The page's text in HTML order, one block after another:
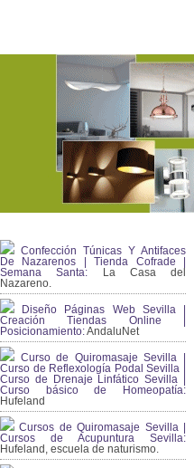
Confección Túnicas Y Antifaces
De Nazarenos | Tienda Cofrade |
Semana Santa: La Casa del
Nazareno.
Diseño Páginas Web Sevilla |
Creación Tiendas Online |
Posicionamiento:AndaluNet
Curso de Quiromasaje Sevilla |
Curso de Reflexología Podal Sevilla |
Curso de Drenaje Linfático Sevilla |
Curso básico de Homeopatía:
Hufeland
Cursos de Quiromasaje Sevilla |
Cursos de Acupuntura Sevilla:
Hufeland, escuela de naturismo.